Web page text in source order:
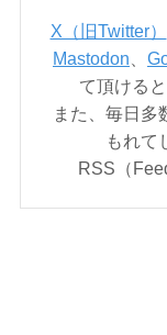
X（旧Twitter）
Mastodon
て頂ける
また、毎日多
もれて
RSS（